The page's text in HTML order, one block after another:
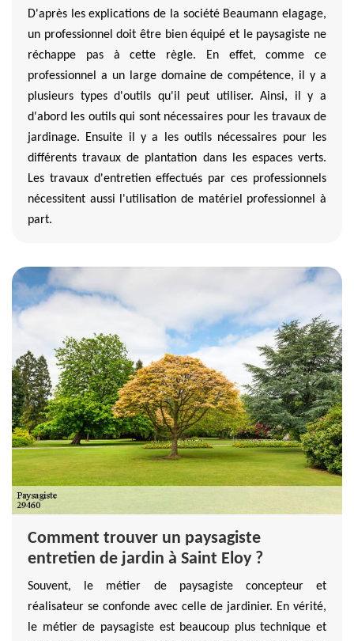
D'après les explications de la société Beaumann elagage,
un professionnel doit être bien équipé et le paysagiste ne
réchappe pas à cette règle. En effet, comme ce
professionnel a un large domaine de compétence, il y a
plusieurs types d'outils qu'il peut utiliser. Ainsi, il y a
d'abord les outils qui sont nécessaires pour les travaux de
jardinage. Ensuite il y a les outils nécessaires pour les
différents travaux de plantation dans les espaces verts.
Les travaux d'entretien effectués par ces professionnels
nécessitent aussi l'utilisation de matériel professionnel à
part.
Comment trouver un paysagiste
entretien de jardin à Saint Eloy ?
Souvent, le métier de paysagiste concepteur et
réalisateur se confonde avec celle de jardinier. En vérité,
le métier de paysagiste est beaucoup plus technique et